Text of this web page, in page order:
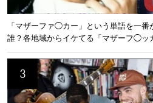
「マザーファ◯カー」という単語を一
誰？各地域からイケてる「マザーフ◯ッ